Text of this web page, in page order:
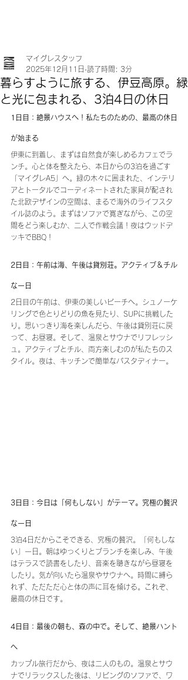
暮らすように旅する、伊豆高原。緑
と光に包まれる、3泊4日の休日
マイグレスタッフ
2025年12月11日 読了時間: 3分
1日目：絶景ハウスへ！私たちのための、最高の休日
が始まる
伊東に到着し、まずは自然食が楽しめるカフェでラ
ンチ。心と体を整えたら、本日からの3泊を過ごす
「マイグレA5」へ。緑の木々に囲まれた、インテリ
アとトータルでコーディネートされた家具が配され
た北欧デザインの空間は、まるで海外のライフスタ
イル誌のよう。まずはソファで寛ぎながら、この空
間をどう楽しむか、二人で作戦会議！夜はウッドデ
ッキでBBQ！
2日目：午前は海、午後は貸別荘。アクティブ＆チル
な一日
2日目の午前は、伊東の美しいビーチへ。シュノーケ
リングで色とりどりの魚を見たり、SUPに挑戦した
り。思いっきり海を楽しんだら、午後は貸別荘に戻
って、お昼寝。そして、温泉とサウナでリフレッシ
ュ。アクティブとチル、両方楽しむのが私たちのス
タイル。夜は、キッチンで簡単なパスタディナー。
3日目：今日は「何もしない」がテーマ。究極の贅沢
な一日
3泊4日だからこそできる、究極の贅沢。「何もしな
い」一日。朝はゆっくりとブランチを楽しみ、午後
はテラスで読書をしたり、音楽を聴きながら昼寝を
したり。気が向いたら温泉やサウナへ。時間に縛ら
れず、ただただ心と体の声に耳を傾ける。これぞ、
最高の休日です。
4日目：最後の朝も、森の中で。そして、絶景ハント
へ
カップル旅行だから、夜は二人のもの。温泉とサウ
ナでリラックスした後は、リビングのソファで、ワ